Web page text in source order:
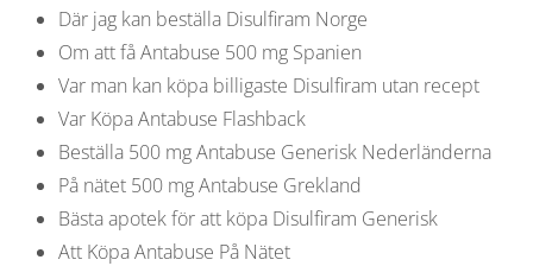
Där jag kan beställa Disulfiram Norge
Om att få Antabuse 500 mg Spanien
Var man kan köpa billigaste Disulfiram utan recept
Var Köpa Antabuse Flashback
Beställa 500 mg Antabuse Generisk Nederländerna
På nätet 500 mg Antabuse Grekland
Bästa apotek för att köpa Disulfiram Generisk
Att Köpa Antabuse På Nätet